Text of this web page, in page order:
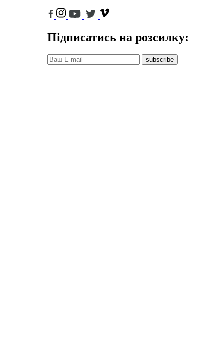
Підписатись на розсилку:
subscribe